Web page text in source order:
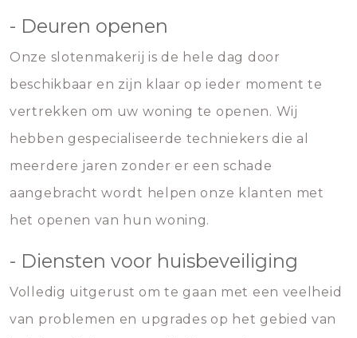
- Deuren openen
Onze slotenmakerij is de hele dag door
beschikbaar en zijn klaar op ieder moment te
vertrekken om uw woning te openen. Wij
hebben gespecialiseerde techniekers die al
meerdere jaren zonder er een schade
aangebracht wordt helpen onze klanten met
het openen van hun woning.
- Diensten voor huisbeveiliging
Volledig uitgerust om te gaan met een veelheid
van problemen en upgrades op het gebied van